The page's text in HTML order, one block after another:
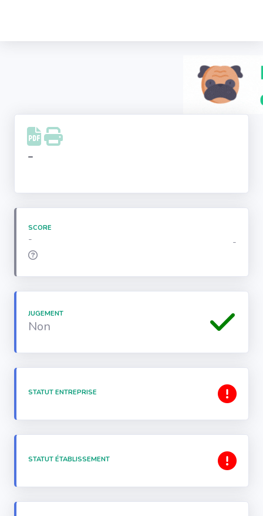
Facebook
Instagram
-
SCORE
- -
JUGEMENT
Non
STATUT ENTREPRISE
STATUT ÉTABLISSEMENT